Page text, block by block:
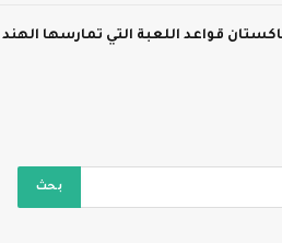
قواعد اللعبة التي تمارسها